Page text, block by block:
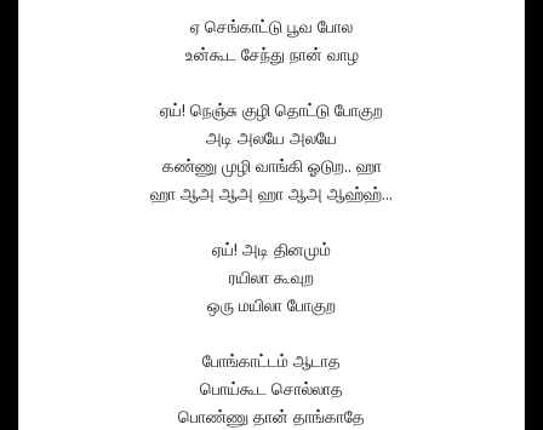
ஏ செங்காட்டு பூவ போல
உன்கூட சேந்து நான் வாழ
ஏய்! நெஞ்சு குழி தொட்டு போகுற
அடி அலயே அலயே
கண்ணு முழி வாங்கி ஓடுற.. ஹா
ஹா ஆஅ ஆஅ ஹா ஆஅ ஆஹ்ஹ்…
ஏய்! அடி தினமும்
ரயிலா கூவுற
ஒரு மயிலா போகுற
போங்காட்டம் ஆடாத
பொய்கூட சொல்லாத
பொண்ணு தான் தாங்காதே